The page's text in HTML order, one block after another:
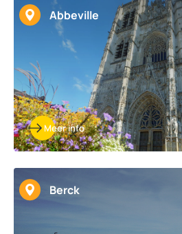
Abbeville
Meer info
Berck